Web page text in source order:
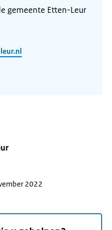
gemeente Etten-Leur
2022